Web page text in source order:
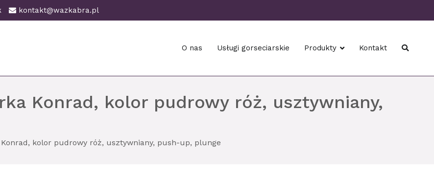
kontakt@wazkabra.pl
O nas Usługi gorseciarskie Produkty Kontakt
Konrad, kolor pudrowy róż, usztywniany,
kolor pudrowy róż, usztywniany, push-up, plunge